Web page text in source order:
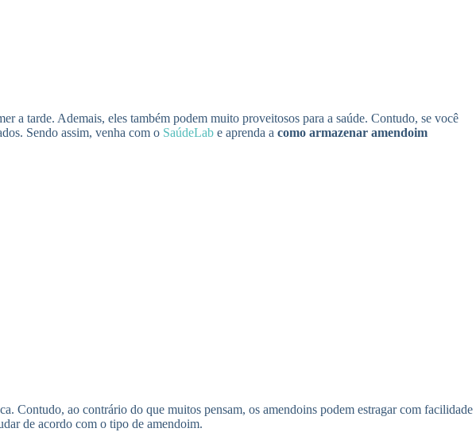
a tarde. Ademais, eles também podem muito proveitosos para a saúde. Contudo, se você
Sendo assim, venha com o SaúdeLab e aprenda a como armazenar amendoim
Contudo, ao contrário do que muitos pensam, os amendoins podem estragar com facilidade
de acordo com o tipo de amendoim.